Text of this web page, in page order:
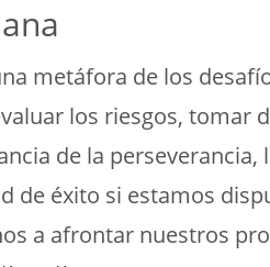
metáfora de los
los riesgos, tomar
de la
éxito si estamos
a afrontar nuestros